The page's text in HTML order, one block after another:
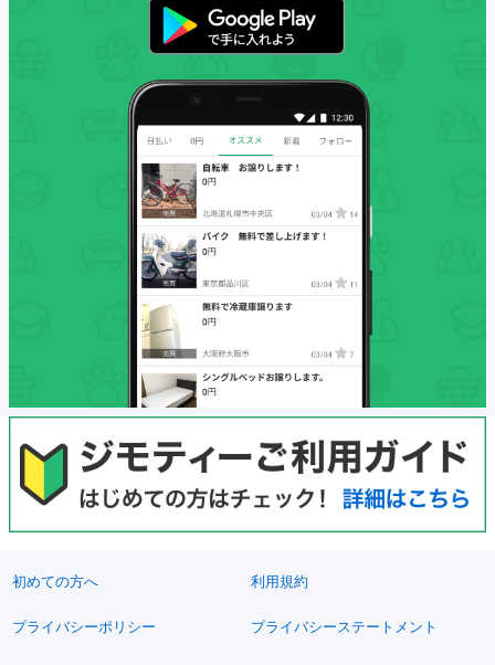
初めての方へ 利用規約
プライバシーポリシー プライバシーステートメント